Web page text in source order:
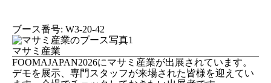
ブース番号: W3-20-42
マサミ産業
FOOMAJAPAN2026にマサミ産業が出展されています。
デモを展示、専門スタッフが来場された皆様を迎えてい